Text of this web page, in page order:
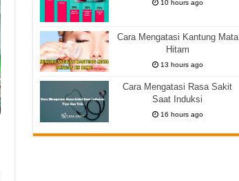
10 hours ago
Cara Mengatasi Kantung Mata
Hitam
13 hours ago
Cara Mengatasi Rasa Sakit
Saat Induksi
16 hours ago